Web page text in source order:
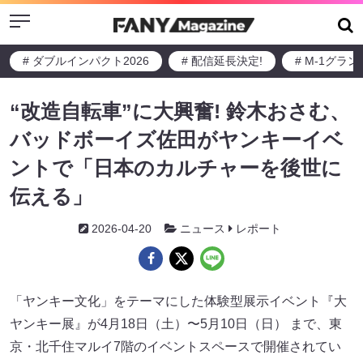
Menu
# ダブルインパクト2026 # 配信延長決定! # M-1グラン
“改造自転車”に大興奮! 鈴木おさむ、
バッドボーイズ佐田がヤンキーイベ
ントで「日本のカルチャーを後世に
伝える」
2026-04-20 ニュース レポート
「ヤンキー文化」をテーマにした体験型展示イベント『大
ヤンキー展』が4月18日（土）〜5月10日（日） まで、東
京・北千住マルイ7階のイベントスペースで開催されてい